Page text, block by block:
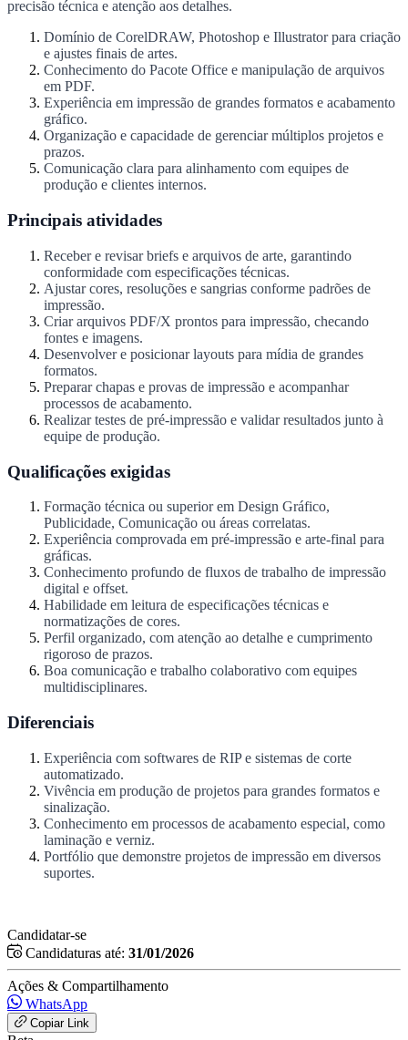
precisão técnica e atenção aos detalhes.
Domínio de CorelDRAW, Photoshop e Illustrator para criação
e ajustes finais de artes.
Conhecimento do Pacote Office e manipulação de arquivos
em PDF.
Experiência em impressão de grandes formatos e acabamento
gráfico.
Organização e capacidade de gerenciar múltiplos projetos e
prazos.
Comunicação clara para alinhamento com equipes de
produção e clientes internos.
Principais atividades
Receber e revisar briefs e arquivos de arte, garantindo
conformidade com espec­ificações técnicas.
Ajustar cores, resoluções e sangrias conforme padrões de
impressão.
Criar arquivos PDF/X prontos para impressão, checando
fontes e imagens.
Desenvolver e posicionar layouts para mídia de grandes
formatos.
Preparar chapas e provas de impressão e acompanhar
processos de acabamento.
Realizar testes de pré-impressão e validar resultados junto à
equipe de produção.
Qualificações exigidas
Formação técnica ou superior em Design Gráfico,
Publicidade, Comunicação ou áreas correlatas.
Experiência comprovada em pré-impressão e arte-final para
gráficas.
Conhecimento profundo de fluxos de trabalho de impressão
digital e offset.
Habilidade em leitura de especificações técnicas e
normatizações de cores.
Perfil organizado, com atenção ao detalhe e cumprimento
rigoroso de prazos.
Boa comunicação e trabalho colaborativo com equipes
multidisciplinares.
Diferenciais
Experiência com softwares de RIP e sistemas de corte
automatizado.
Vivência em produção de projetos para grandes formatos e
sinalização.
Conhecimento em processos de acabamento especial, como
laminação e verniz.
Portfólio que demonstre projetos de impressão em diversos
suportes.
Candidatar-se
Candidaturas até: 31/01/2026
Ações & Compartilhamento
WhatsApp
Copiar Link